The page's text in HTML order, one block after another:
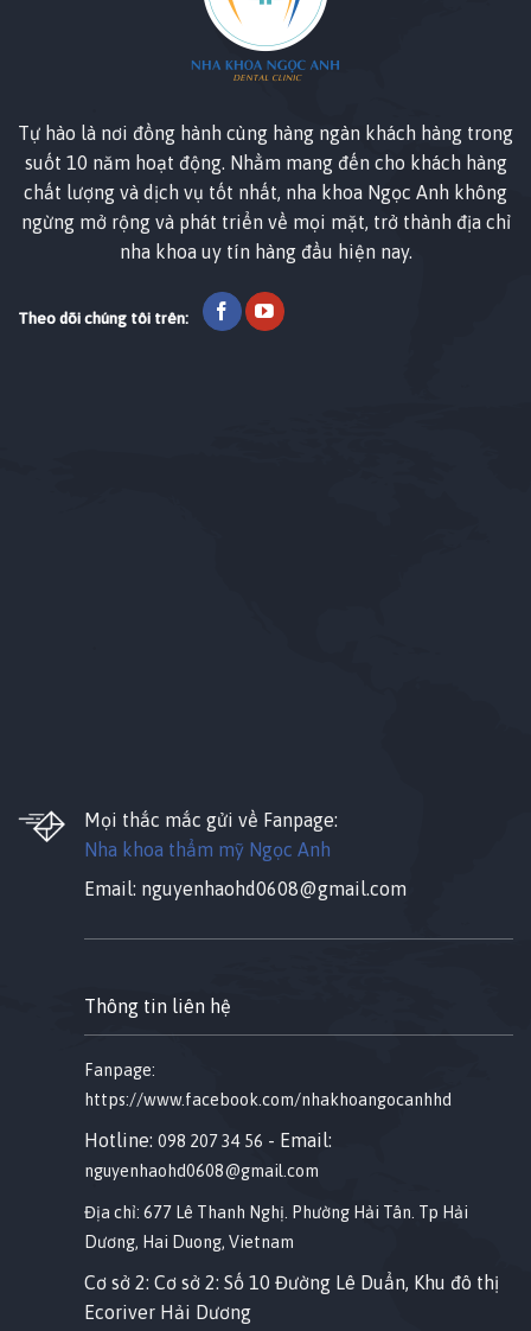
Tự hào là nơi đồng hành cùng hàng ngàn khách hàng trong
suốt 10 năm hoạt động. Nhằm mang đến cho khách hàng
chất lượng và dịch vụ tốt nhất, nha khoa Ngọc Anh không
ngừng mở rộng và phát triển về mọi mặt, trở thành địa chỉ
nha khoa uy tín hàng đầu hiện nay.
Theo dõi chúng tôi trên:
Mọi thắc mắc gửi về Fanpage:
Nha khoa thẩm mỹ Ngọc Anh
Email: nguyenhaohd0608@gmail.com
Thông tin liên hệ
Fanpage:
https://www.facebook.com/nhakhoangocanhhd
Hotline: 098 207 34 56 - Email:
nguyenhaohd0608@gmail.com
Địa chỉ: 677 Lê Thanh Nghị. Phường Hải Tân. Tp Hải
Dương, Hai Duong, Vietnam
Cơ sở 2: Cơ sở 2: Số 10 Đường Lê Duẩn, Khu đô thị
Ecoriver Hải Dương